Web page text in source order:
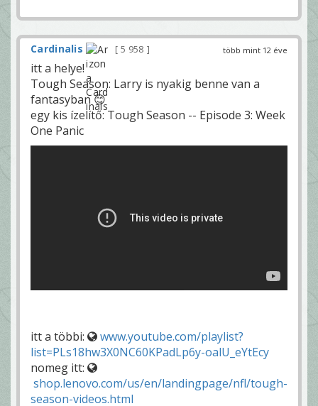
több mint 12 éve
Cardinalis 5 958
itt a helye!
Tough Season: Larry is nyakig benne van a
fantasyban 😊
egy kis ízelítő: Tough Season -- Episode 3: Week
One Panic
itt a többi:
www.youtube.com/playlist?
list=PLs18hw3X0NC60KPadLp6y-oalU_eYtEcy
nomeg itt:
shop.lenovo.com/us/en/landingpage/nfl/tough-
season-videos.html